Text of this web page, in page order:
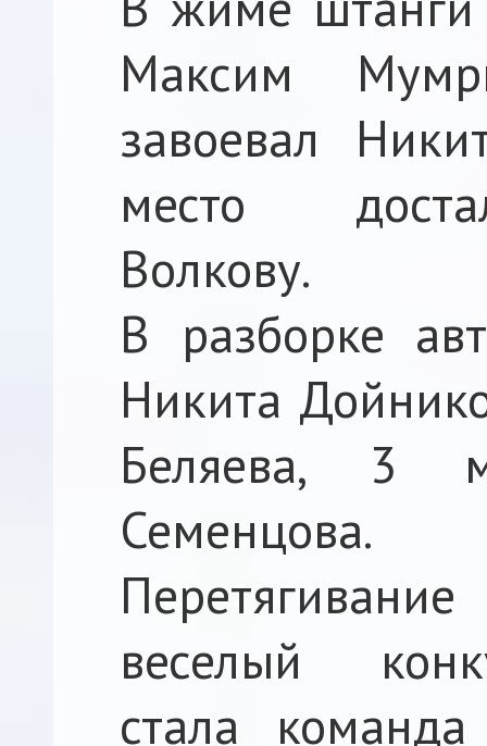
Максим
завоевал
место
Волкову.
В разборке
Никита
Беляева, 3
Семенцова.
веселый
стала